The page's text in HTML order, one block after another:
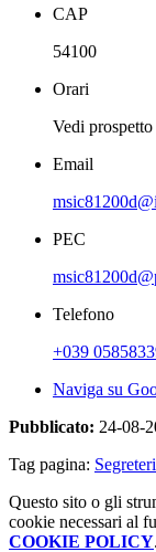
CAP
54100
Orari
Vedi
Email
PEC
Telefono
+039
Naviga su
Pubblicato: 24-08-
Tag pagina:
Questo sito o gli
cookie necessari al
COOKIE POLICY.